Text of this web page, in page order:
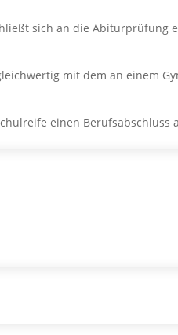
sich an die Abiturprüfung
mit dem an einem
einen Berufsabschluss